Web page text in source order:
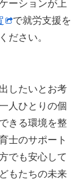
ーションが上
で就労支援を
ださい。
したいとお考
人ひとりの個
きる環境を整
士のサポート
でも安心して
もたちの未来